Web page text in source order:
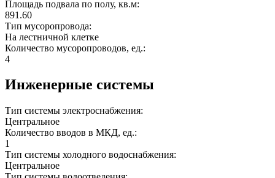
Площадь подвала по полу, кв.м:
891.60
Тип мусоропровода:
На лестничной клетке
Количество мусоропроводов, ед.:
4
Инженерные системы
Тип системы электроснабжения:
Центральное
Количество вводов в МКД, ед.:
1
Тип системы холодного водоснабжения:
Центральное